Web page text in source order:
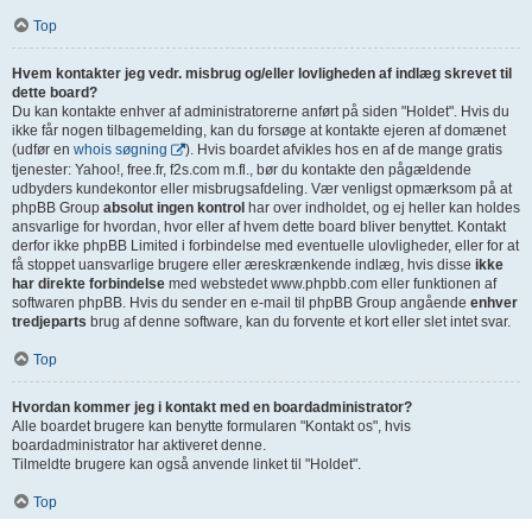
Top
Hvem kontakter jeg vedr. misbrug og/eller lovligheden af indlæg skrevet til
dette board?
Du kan kontakte enhver af administratorerne anført på siden "Holdet". Hvis du
ikke får nogen tilbagemelding, kan du forsøge at kontakte ejeren af domænet
(udfør en whois søgning
). Hvis boardet afvikles hos en af de mange gratis
tjenester: Yahoo!, free.fr, f2s.com m.fl., bør du kontakte den pågældende
udbyders kundekontor eller misbrugsafdeling. Vær venligst opmærksom på at
phpBB Group absolut ingen kontrol har over indholdet, og ej heller kan holdes
ansvarlige for hvordan, hvor eller af hvem dette board bliver benyttet. Kontakt
derfor ikke phpBB Limited i forbindelse med eventuelle ulovligheder, eller for at
få stoppet uansvarlige brugere eller æreskrænkende indlæg, hvis disse ikke
har direkte forbindelse med webstedet www.phpbb.com eller funktionen af
softwaren phpBB. Hvis du sender en e-mail til phpBB Group angående enhver
tredjeparts brug af denne software, kan du forvente et kort eller slet intet svar.
Top
Hvordan kommer jeg i kontakt med en boardadministrator?
Alle boardet brugere kan benytte formularen "Kontakt os", hvis
boardadministrator har aktiveret denne.
Tilmeldte brugere kan også anvende linket til "Holdet".
Top